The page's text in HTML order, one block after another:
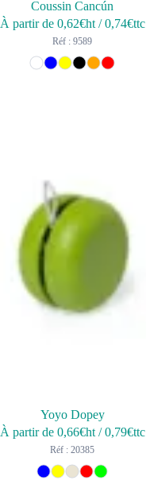
Coussin Cancún
À partir de 0,62€ht/0,74€ttc
Réf : 9589
Yoyo Dopey
À partir de 0,66€ht/0,79€ttc
Réf : 20385